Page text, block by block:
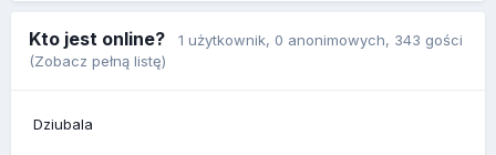
Kto jest online? 1 użytkownik, 0 anonimowych, 343 gości
(Zobacz pełną listę)
Dziubala